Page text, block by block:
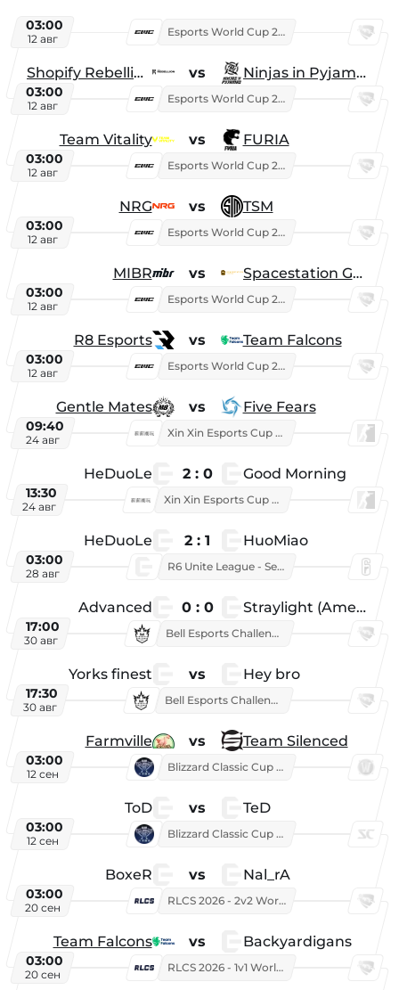
03:00
12 авг
Esports World Cup 2026
Shopify Rebellion vs Ninjas in Pyjamas
03:00
12 авг
Esports World Cup 2026
Team Vitality vs FURIA
03:00
12 авг
Esports World Cup 2026
NRG vs TSM
03:00
12 авг
Esports World Cup 2026
MIBR vs Spacestation Gaming
03:00
12 авг
Esports World Cup 2026
R8 Esports vs Team Falcons
03:00
12 авг
Esports World Cup 2026
Gentle Mates vs Five Fears
09:40
24 авг
Xin Xin Esports Cup 2025
HeDuoLe 2 : 0 Good Morning
13:30
24 авг
Xin Xin Esports Cup 2026
HeDuoLe 2 : 1 HuoMiao
03:00
28 авг
R6 Unite League - Season 1
Advanced 0 : 0 Straylight (American team)
17:00
30 авг
Bell Esports Challenge 2026
Yorks finest vs Hey bro
17:30
30 авг
Bell Esports Challenge 2026
Farmville vs Team Silenced
03:00
12 сен
Blizzard Classic Cup 2026
ToD vs TeD
03:00
12 сен
Blizzard Classic Cup 2026
BoxeR vs Nal_rA
03:00
20 сен
RLCS 2026 - 2v2 World Championship
Team Falcons vs Backyardigans
03:00
20 сен
RLCS 2026 - 1v1 World Championship